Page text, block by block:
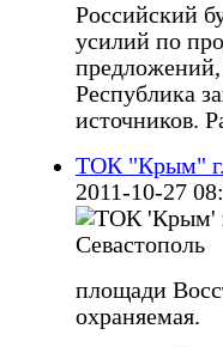
Российский
усилий по
Республика
источников.
ТОК "Крым" г.
2011-10-27
площади
охраняемая.